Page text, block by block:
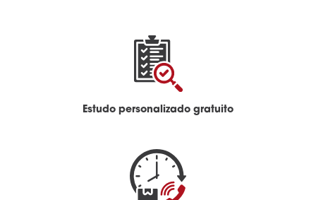
Estudo personalizado gratuito